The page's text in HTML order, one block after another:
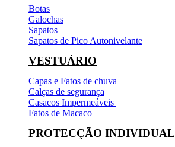
Botas
Galochas
Sapatos
Sapatos de Pico Autonivelante
VESTUÁRIO
Capas e Fatos de chuva
Calças de segurança
Casacos Impermeáveis
Fatos de Macaco
PROTECÇÃO INDIVIDUAL